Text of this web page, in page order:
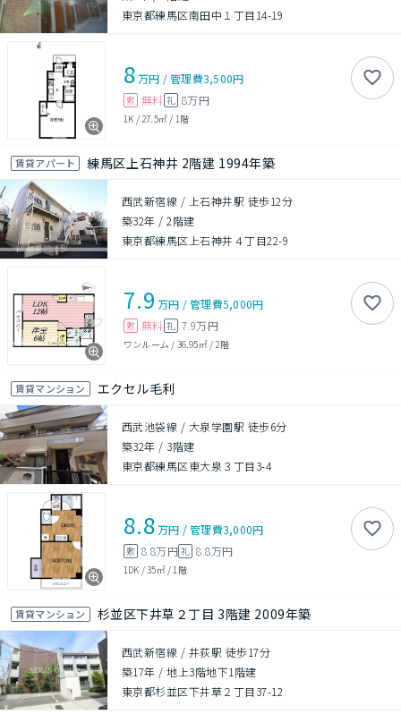
東京都練馬区南田中１丁目14-19
8万円 /管理費3,500円
敷 無料 礼 8万円
1K / 27.5㎡ / 1階
賃貸アパート 練馬区上石神井 2階建 1994年築
西武新宿線 / 上石神井駅 徒歩12分
築32年 /2階建
東京都練馬区上石神井４丁目22-9
7.9 万円 /管理費5,000円
敷 無料 礼 7.9万円
ワンルーム / 36.95㎡/ 2階
賃貸マンション エクセル毛利
西武池袋線 / 大泉学園駅 徒歩6分
築32年 / 3階建
東京都練馬区東大泉３丁目3-4
8.8万円 /管理費3,000円
敷 8.8万円礼 8.8万円
1DK /35㎡/ 1階
賃貸マンション 杉並区下井草２丁目 3階建 2009年築
西武新宿線 / 井荻駅 徒歩17分
築17年 /地上3階地下1階建
東京都杉並区下井草２丁目37-12